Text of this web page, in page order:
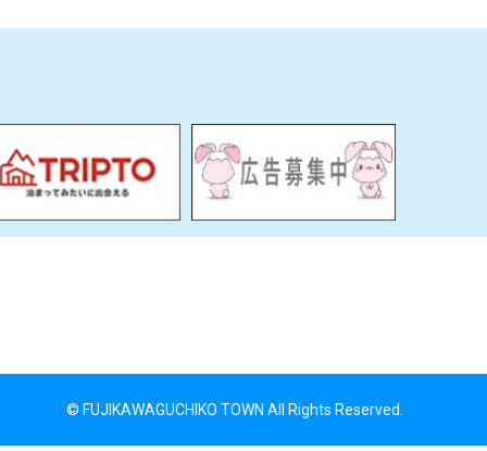
© FUJIKAWAGUCHIKO TOWN All Rights Reserved.